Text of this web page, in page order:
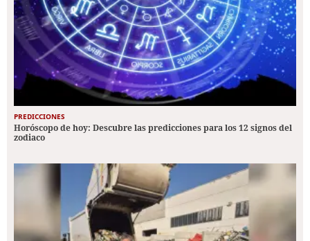
PREDICCIONES
Horóscopo de hoy: Descubre las predicciones para los 12 signos del
zodiaco